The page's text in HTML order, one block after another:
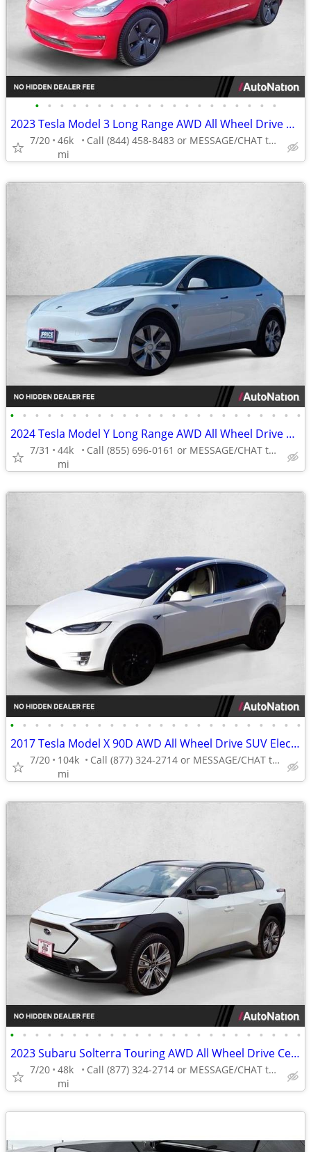
• • • • • • • • • • • • • • • • • • • •
2023 Tesla Model 3 Long Range AWD All Wheel Drive Electric AUTONATION
7/20 46k
mi
Call (844) 458-8483 or MESSAGE/CHAT to confirm availability
• • • • • • • • • • • • • • • • • • • • • • • •
2024 Tesla Model Y Long Range AWD All Wheel Drive SUV Electric AUTONATION
7/31
44k
mi
Call (855) 696-0161 or MESSAGE/CHAT to confirm availability
• • • • • • • • • • • • • • • • • • • • • • • •
2017 Tesla Model X 90D AWD All Wheel Drive SUV Electric AUTONATION
7/20
104k
mi
Call (877) 324-2714 or MESSAGE/CHAT to confirm availability
• • • • • • • • • • • • • • • • • • • • • • • •
2023 Subaru Solterra Touring AWD All Wheel Drive Certified SUV Electric AUTONATI
7/20 48k
mi
Call (877) 324-2714 or MESSAGE/CHAT to confirm availability